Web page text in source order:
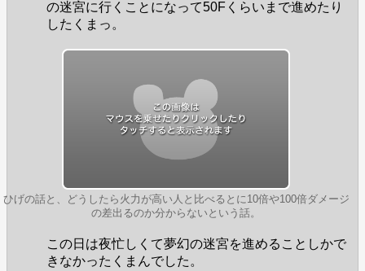
の迷宮に行くことになって50Fくらいまで進めたり
したくまっ。
ひげの話と、どうしたら火力が高い人と比べるとに10倍や100倍ダメージ
の差出るのか分からないという話。
この日は夜忙しくて夢幻の迷宮を進めることしかで
きなかったくまんでした。